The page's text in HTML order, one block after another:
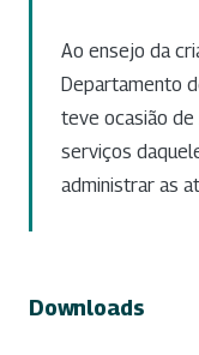
Ao ensejo da
Departamento
teve ocasião
serviços
administrar as
Downloads